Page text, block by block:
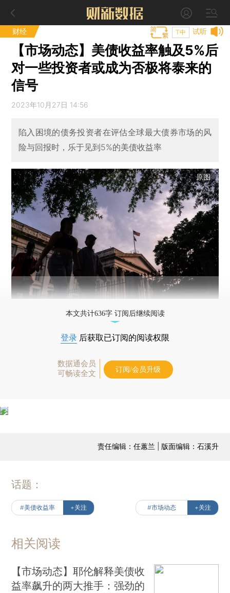
财经 试听
T中
【市场动态】美债收益率触及5%后
对一些投资者或成为否极将泰来的
信号
2023年10月27日 14:56
陷入困境的债务投资者在评估全球最大债券市场的风
险与回报时，乐于见到5%的美债收益率
原图
本文共计636字 订阅后继续阅读
登录 后获取已订阅的阅读权限
数据通会员
可畅读全文
订阅/会员升级
责任编辑：任蕙兰 | 版面编辑：石溪升
话题：
#美债收益率 +关注 #市场动态 +关注
相关阅读
【市场动态】耶伦解释美债收
益率飙升的两大推手：强劲的